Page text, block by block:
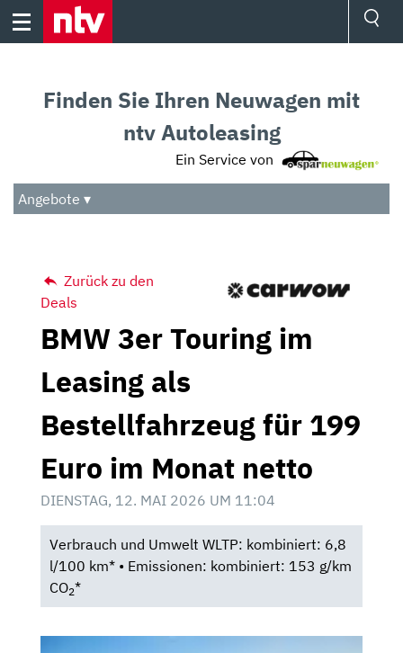
Skip
Audio
Das Beste
Finden Sie Ihren Neuwagen mit
ntv Autoleasing
Ein Service von
Angebote ▾
Zurück zu den
Deals
BMW 3er Touring im
Leasing als
Bestellfahrzeug für 199
Euro im Monat netto
DIENSTAG, 12. MAI 2026 UM 11:04
Verbrauch und Umwelt WLTP: kombiniert: 6,8
l/100 km* • Emissionen: kombiniert: 153 g/km
CO2*